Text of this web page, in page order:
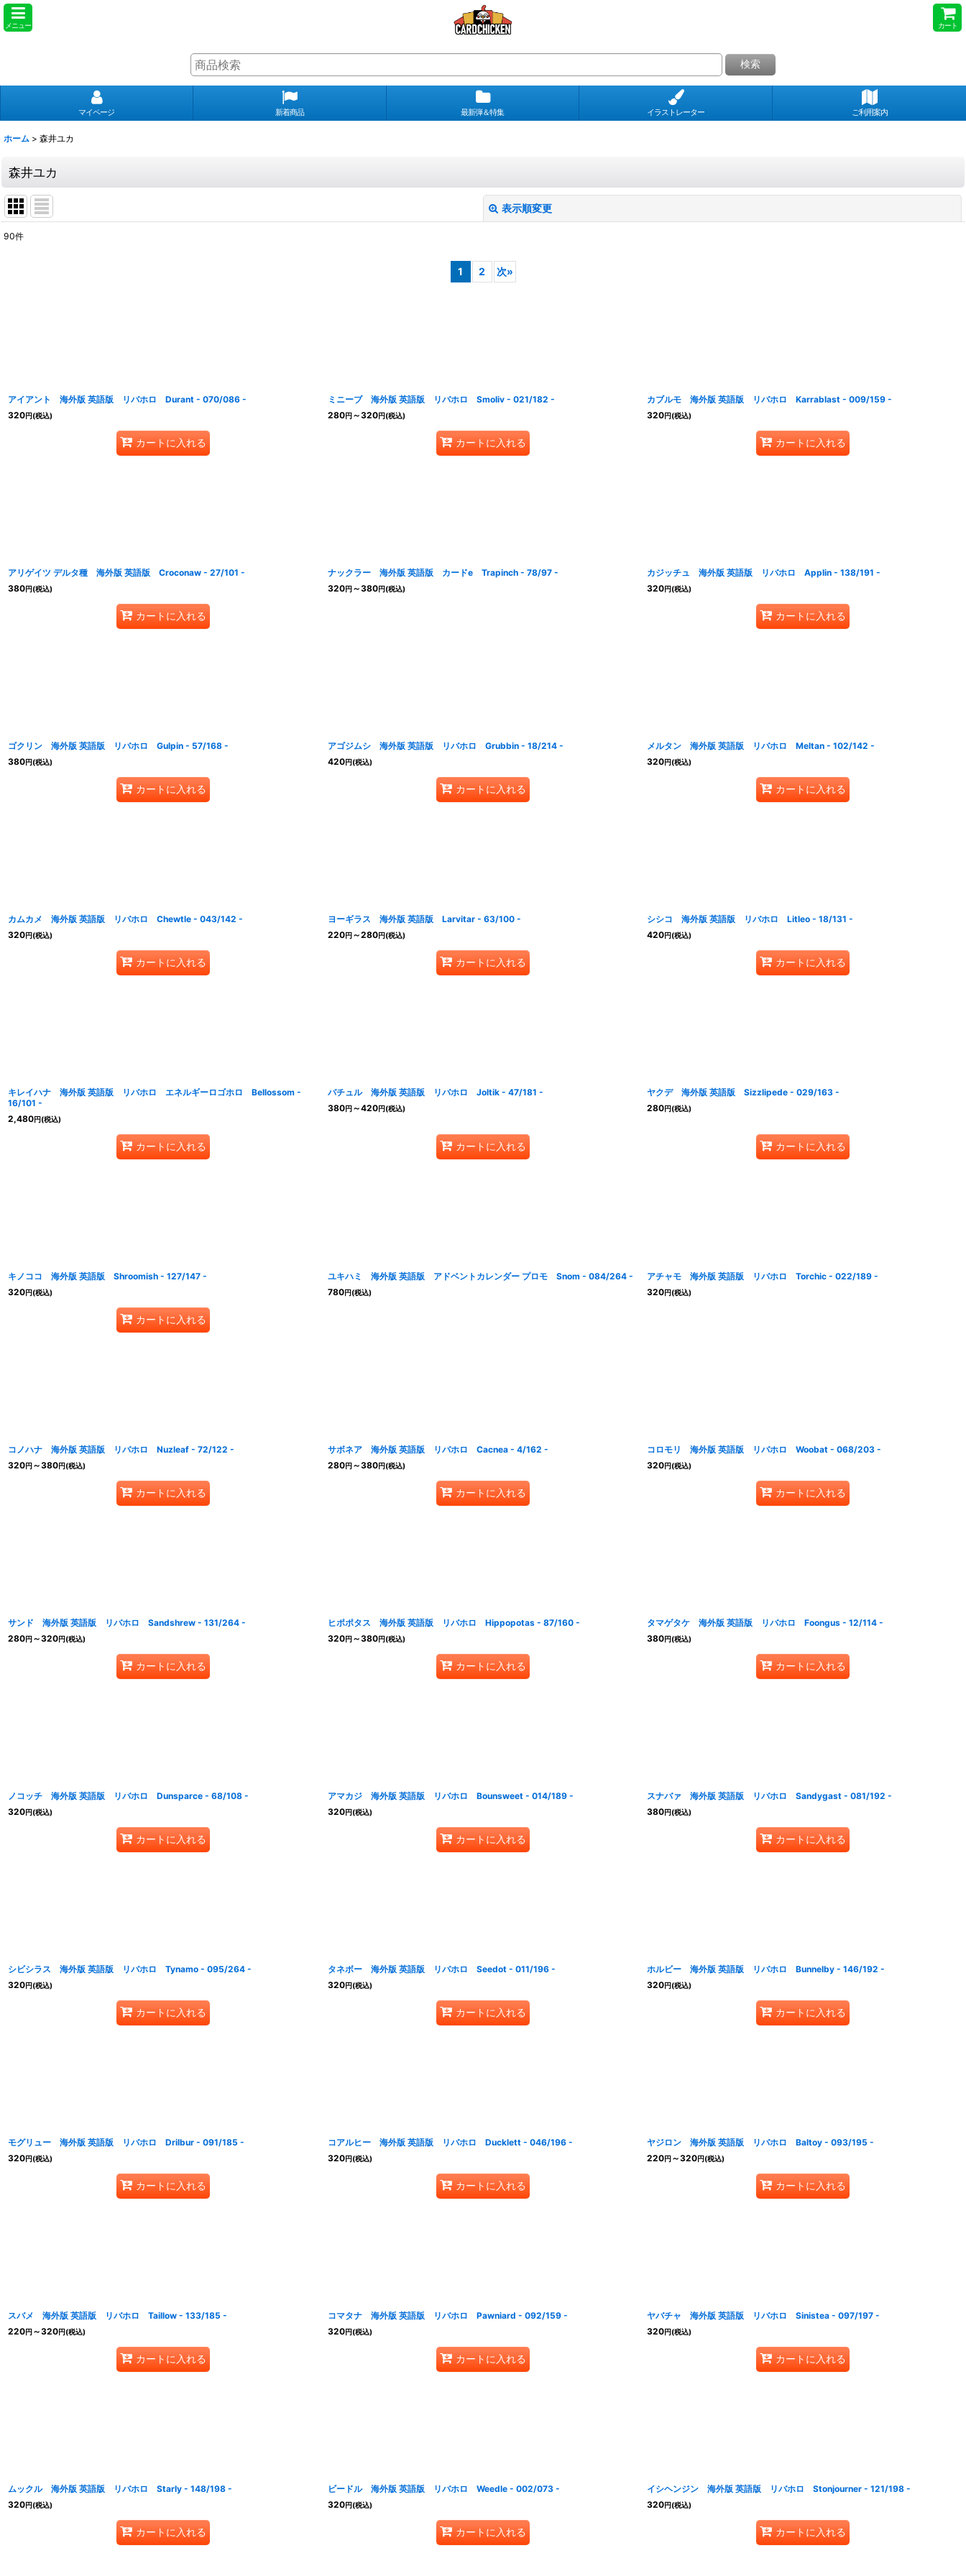
メニュー カート
検索
マイページ 新着商品 最新弾＆特集 イラストレーター ご利用案内
ホーム > 森井ユカ
森井ユカ
表示順変更
90件
1 2 次»
アイアント 海外版 英語版 リバホロ Durant - 070/086 -
320円(税込)
カートに入れる
ミニーブ 海外版 英語版 リバホロ Smoliv - 021/182 -
280円～320円(税込)
カートに入れる
カブルモ 海外版 英語版 リバホロ Karrablast - 009/159 -
320円(税込)
カートに入れる
アリゲイツ デルタ種 海外版 英語版 Croconaw - 27/101 -
380円(税込)
カートに入れる
ナックラー 海外版 英語版 カードe Trapinch - 78/97 -
320円～380円(税込)
カジッチュ 海外版 英語版 リバホロ Applin - 138/191 -
320円(税込)
カートに入れる
ゴクリン 海外版 英語版 リバホロ Gulpin - 57/168 -
380円(税込)
カートに入れる
アゴジムシ 海外版 英語版 リバホロ Grubbin - 18/214 -
420円(税込)
カートに入れる
メルタン 海外版 英語版 リバホロ Meltan - 102/142 -
320円(税込)
カートに入れる
カムカメ 海外版 英語版 リバホロ Chewtle - 043/142 -
320円(税込)
カートに入れる
ヨーギラス 海外版 英語版 Larvitar - 63/100 -
220円～280円(税込)
カートに入れる
シシコ 海外版 英語版 リバホロ Litleo - 18/131 -
420円(税込)
カートに入れる
キレイハナ 海外版 英語版 リバホロ エネルギーロゴホロ Bellossom -
16/101 -
2,480円(税込)
カートに入れる
バチュル 海外版 英語版 リバホロ Joltik - 47/181 -
380円～420円(税込)
カートに入れる
ヤクデ 海外版 英語版 Sizzlipede - 029/163 -
280円(税込)
カートに入れる
キノココ 海外版 英語版 Shroomish - 127/147 -
320円(税込)
カートに入れる
ユキハミ 海外版 英語版 アドベントカレンダー プロモ Snom - 084/264 -
780円(税込)
アチャモ 海外版 英語版 リバホロ Torchic - 022/189 -
320円(税込)
コノハナ 海外版 英語版 リバホロ Nuzleaf - 72/122 -
320円～380円(税込)
カートに入れる
サボネア 海外版 英語版 リバホロ Cacnea - 4/162 -
280円～380円(税込)
カートに入れる
コロモリ 海外版 英語版 リバホロ Woobat - 068/203 -
320円(税込)
カートに入れる
サンド 海外版 英語版 リバホロ Sandshrew - 131/264 -
280円～320円(税込)
カートに入れる
ヒポポタス 海外版 英語版 リバホロ Hippopotas - 87/160 -
320円～380円(税込)
カートに入れる
タマゲタケ 海外版 英語版 リバホロ Foongus - 12/114 -
380円(税込)
カートに入れる
ノコッチ 海外版 英語版 リバホロ Dunsparce - 68/108 -
320円(税込)
カートに入れる
アマカジ 海外版 英語版 リバホロ Bounsweet - 014/189 -
320円(税込)
カートに入れる
スナバァ 海外版 英語版 リバホロ Sandygast - 081/192 -
380円(税込)
カートに入れる
シビシラス 海外版 英語版 リバホロ Tynamo - 095/264 -
320円(税込)
カートに入れる
タネボー 海外版 英語版 リバホロ Seedot - 011/196 -
320円(税込)
カートに入れる
ホルビー 海外版 英語版 リバホロ Bunnelby - 146/192 -
320円(税込)
カートに入れる
モグリュー 海外版 英語版 リバホロ Drilbur - 091/185 -
320円(税込)
カートに入れる
コアルヒー 海外版 英語版 リバホロ Ducklett - 046/196 -
320円(税込)
カートに入れる
ヤジロン 海外版 英語版 リバホロ Baltoy - 093/195 -
220円～320円(税込)
カートに入れる
スバメ 海外版 英語版 リバホロ Taillow - 133/185 -
220円～320円(税込)
カートに入れる
コマタナ 海外版 英語版 リバホロ Pawniard - 092/159 -
320円(税込)
カートに入れる
ヤバチャ 海外版 英語版 リバホロ Sinistea - 097/197 -
320円(税込)
カートに入れる
ムックル 海外版 英語版 リバホロ Starly - 148/198 -
320円(税込)
カートに入れる
ビードル 海外版 英語版 リバホロ Weedle - 002/073 -
320円(税込)
カートに入れる
イシヘンジン 海外版 英語版 リバホロ Stonjourner - 121/198 -
320円(税込)
カートに入れる